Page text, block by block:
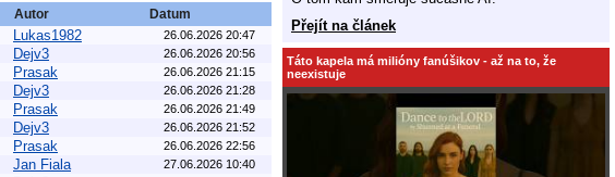
Autor Datum
Lukas1982 26.06.2026 20:47
Dejv3 26.06.2026 20:56
Prasak 26.06.2026 21:15
Dejv3 26.06.2026 21:28
Prasak 26.06.2026 21:49
Dejv3 26.06.2026 21:52
Prasak 26.06.2026 22:56
Jan Fiala 27.06.2026 10:40
Přejít na článek
Táto kapela má milióny fanúšikov - až na to, že
neexistuje